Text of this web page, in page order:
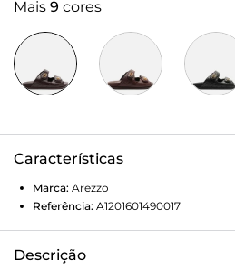
Mais 9 cores
Características
Marca: Arezzo
Referência: A1201601490017
Descrição